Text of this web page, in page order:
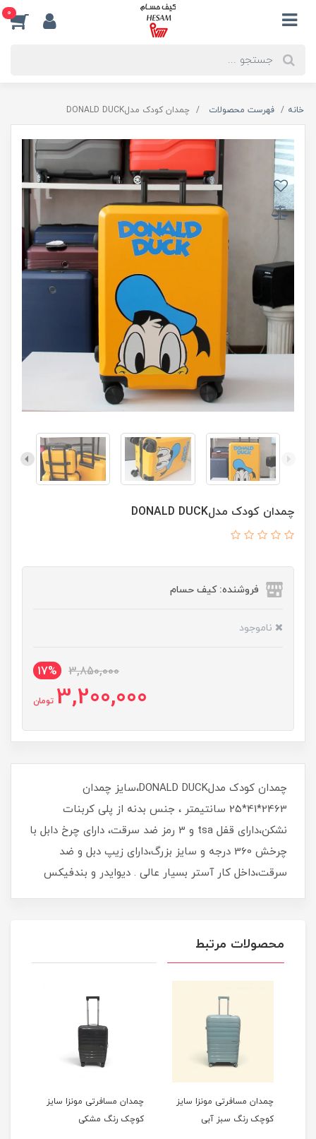
0
خانه فهرست محصولات چمدان کودک مدلDONALD DUCK
چمدان کودک مدلDONALD DUCK
فروشنده: کیف حسام
ناموجود
3,850,000
17%
3,200,000 تومان
چمدان کودک مدلDONALD DUCK،سایز چمدان
2463*41*25 سانتیمتر ، جنس بدنه از پلی کربنات
نشکن،دارای قفل tsa و 3 رمز ضد سرقت، دارای چرخ دابل با
چرخش 360 درجه و سایز بزرگ،دارای زیپ دبل و ضد
سرقت،داخل کار آستر بسیار عالی . دیوایدر و بندفیکس
محصولات مرتبط
چمدان مسافرتی مونزا سایز
کوچک رنگ سبز آبی
چمدان مسافرتی مونزا سایز
کوچک رنگ مشکی